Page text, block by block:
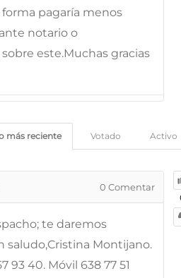
pagaría menos
notario o
este.Muchas gracias
Activo
Votado
más reciente
0 Comentar
te daremos
saludo,Cristina Montijano.
93 40. Móvil 638 77 51